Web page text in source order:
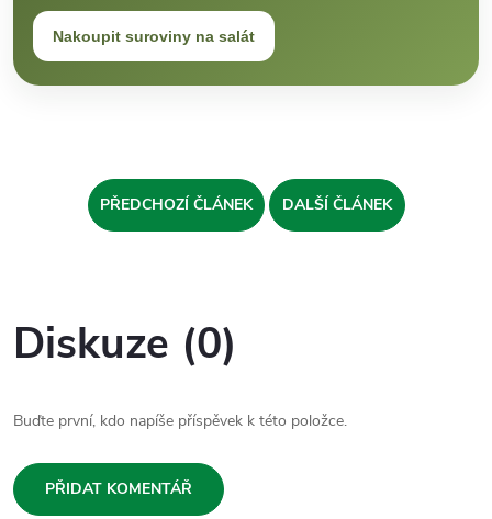
Nakoupit suroviny na salát
PŘEDCHOZÍ ČLÁNEK DALŠÍ ČLÁNEK
Diskuze (0)
Buďte první, kdo napíše příspěvek k této položce.
PŘIDAT KOMENTÁŘ